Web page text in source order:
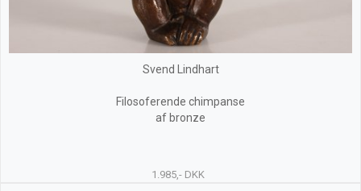
Svend Lindhart
Filosoferende chimpanse
af bronze
1.985,- DKK